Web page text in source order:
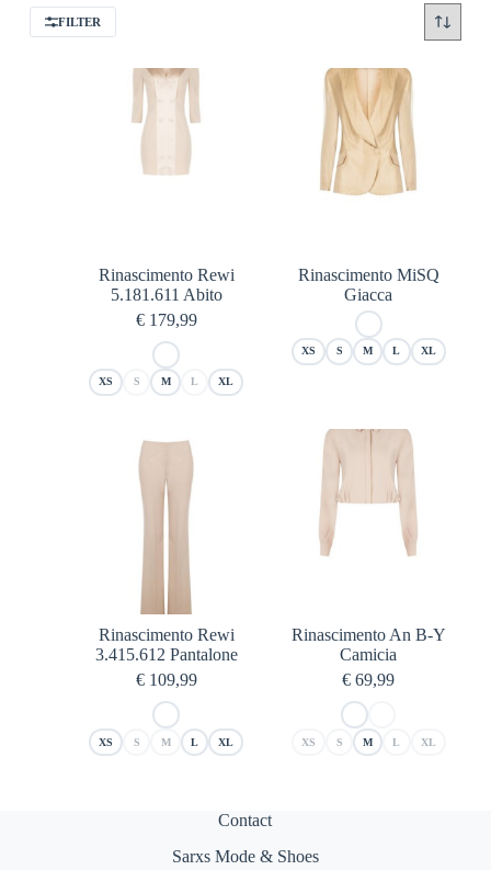
FILTER
Rinascimento Rewi
5.181.611 Abito
€179,99
XS S M L XL
Rinascimento MiSQ
Giacca
XS S M L XL
Rinascimento Rewi
3.415.612 Pantalone
€109,99
XS S M L XL
Rinascimento An B-Y
Camicia
€ 69,99
XS S M L XL
Contact
Sarxs Mode & Shoes